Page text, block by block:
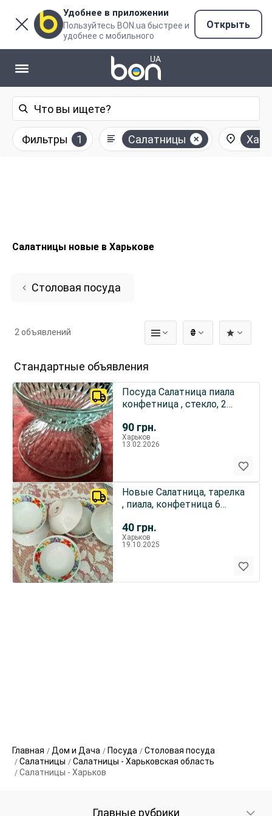
Удобнее в приложении
Пользуйтесь BON.ua быстрее и
удобнее с мобильного
Открыть
Фильтры 1 Салатницы
Салатницы новые в Харькове
Столовая посуда
₴
2 объявлений
Стандартные объявления
90 грн.
Посуда Салатница пиала
конфетница , стекло, 2
Харьков
13.02.2026
40 грн.
Новые Салатница, тарелка
, пиала, конфетница 6
Харьков
19.10.2025
Главная Дом и Дача Посуда
Столовая посуда
Салатницы
Салатницы - Харьковская область
Салатницы - Харьков
Главные рубрики